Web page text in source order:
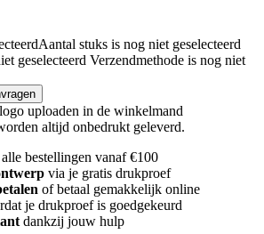
Aantal stuks is nog niet geselecteerd
geselecteerd Verzendmethode is nog niet
uploaden in de winkelmand
altijd onbedrukt geleverd.
bestellingen vanaf €100
via je gratis drukproef
of betaal gemakkelijk online
je drukproef is goedgekeurd
dankzij jouw hulp